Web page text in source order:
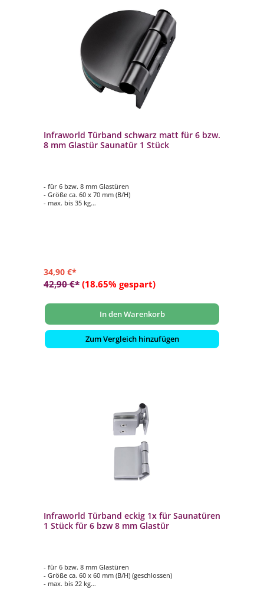
Infraworld Türband schwarz matt für 6 bzw.
8 mm Glastür Saunatür 1 Stück
- für 6 bzw. 8 mm Glastüren
- Größe ca. 60 x 70 mm (B/H)
- max. bis 35 kg
34,90 €*
42,90 €* (18.65% gespart)
In den Warenkorb
Zum Vergleich hinzufügen
Infraworld Türband eckig 1x für Saunatüren
1 Stück für 6 bzw 8 mm Glastür
- für 6 bzw. 8 mm Glastüren
- Größe ca. 60 x 60 mm (B/H) (geschlossen)
- max. bis 22 kg